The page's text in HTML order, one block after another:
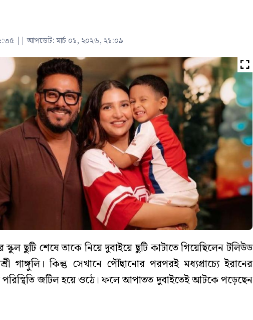
||আপডেট: মার্চ ০১, ২০২৬, ২১:০৯
স্কুল ছুটি শেষে তাকে নিয়ে দুবাইয়ে ছুটি কাটাতে গিয়েছিলেন টলিউড
গাঙ্গুলি। কিন্তু সেখানে পৌঁছানোর পরপরই মধ্যপ্রাচ্যে ইরানের
পরিস্থিতি জটিল হয়ে ওঠে। ফলে আপাতত দুবাইতেই আটকে পড়েছেন